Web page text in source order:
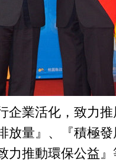
企業活化，致力
放量』、『積極
力推動環保公益